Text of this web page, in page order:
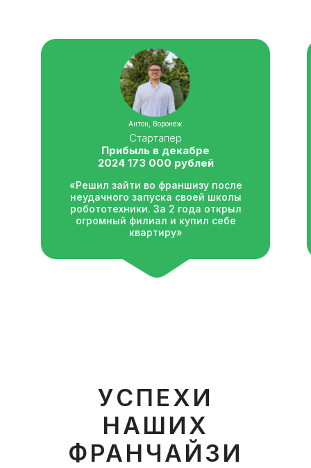
Антон, Воронеж
Стартапер
Прибыль в декабре
2024 173 000 рублей
«Решил зайти во франшизу после
неудачного запуска своей школы
робототехники. За 2 года открыл
огромный филиал и купил себе
квартиру»
УСПЕХИ
НАШИХ
ФРАНЧАЙЗИ